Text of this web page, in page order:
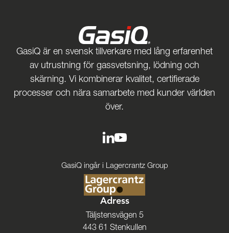
GasiQ är en svensk tillverkare med lång erfarenhet
av utrustning för gassvetsning, lödning och
skärning. Vi kombinerar kvalitet, certifierade
processer och nära samarbete med kunder världen
över.
GasiQ ingår i Lagercrantz Group
Adress
Täljstensvägen 5
443 61 Stenkullen